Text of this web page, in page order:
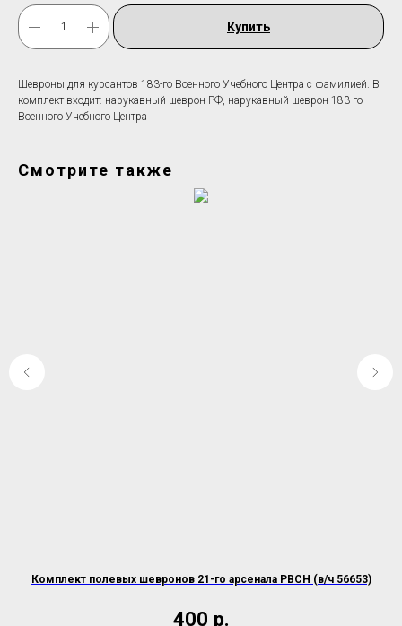
Купить
Шевроны для курсантов 183-го Военного Учебного Центра c фамилией. В
комплект входит: нарукавный шеврон РФ, нарукавный шеврон 183-го
Военного Учебного Центра
Смотрите также
Комплект полевых шевронов 21-го арсенала РВСН (в/ч 56653)
400 р.